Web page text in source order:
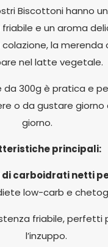
Biscottoni hanno
e un aroma
la merenda
nel latte vegetale.
da 300g è pratica e
o da gustare giorno
giorno.
principali:
di carboidrati netti
low-carb e
friabile, perfetti
l’inzuppo.